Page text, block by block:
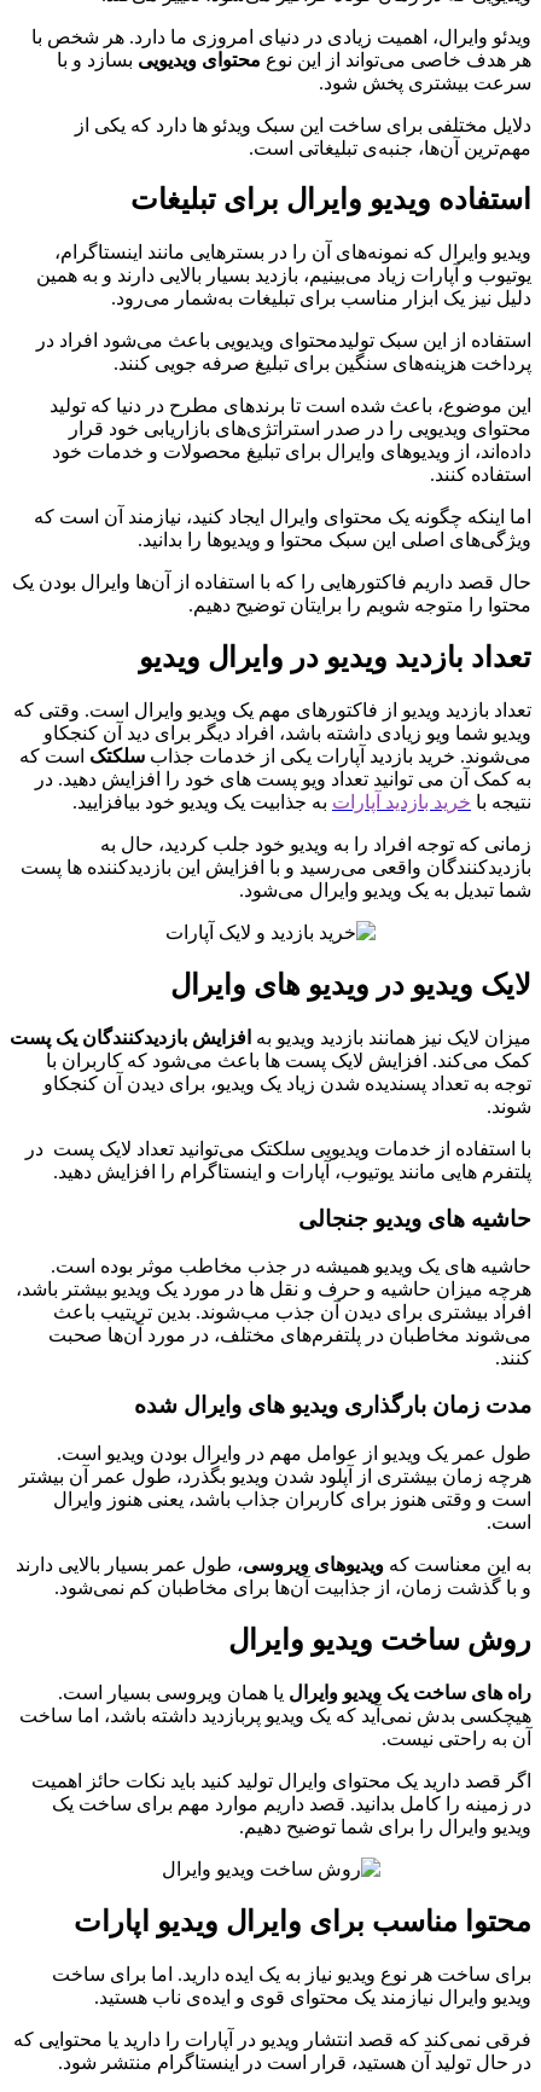
ویدئو وایرال، اهمیت زیادی در دنیای امروزی ما دارد. هر شخص با
هر هدف خاصی می‌تواند از این نوع محتوای ویدیویی بسازد و با
سرعت بیشتری پخش شود.
دلایل مختلفی برای ساخت این سبک ویدئو ها دارد که یکی از
مهم‌ترین آن‌ها، جنبه‌ی تبلیغاتی است.
استفاده ویدیو وایرال برای تبلیغات
ویدیو وایرال که نمونه‌های آن را در بسترهایی مانند اینستاگرام،
یوتیوب و آپارات زیاد می‌بینیم، بازدید بسیار بالایی دارند و به همین
دلیل نیز یک ابزار مناسب برای تبلیغات به‌شمار می‌رود.
استفاده از این سبک تولیدمحتوای ویدیویی باعث می‌شود افراد در
پرداخت هزینه‌های سنگین برای تبلیغ صرفه جویی کنند.
این موضوع، باعث شده است تا برندهای مطرح در دنیا که تولید
محتوای ویدیویی را در صدر استراتژی‌های بازاریابی خود قرار
داده‌اند، از ویدیوهای وایرال برای تبلیغ محصولات و خدمات خود
استفاده کنند.
اما اینکه چگونه یک محتوای وایرال ایجاد کنید، نیازمند آن است که
ویژگی‌های اصلی این سبک محتوا و ویدیوها را بدانید.
حال قصد داریم فاکتورهایی را که با استفاده از آن‌ها وایرال بودن یک
محتوا را متوجه شویم را برایتان توضیح دهیم.
تعداد بازدید ویدیو در وایرال ویدیو
تعداد بازدید ویدیو از فاکتورهای مهم یک ویدیو وایرال است. وقتی که
ویدیو شما ویو زیادی داشته باشد، افراد دیگر برای دید آن کنجکاو
می‌شوند. خرید بازدید آپارات یکی از خدمات جذاب سلکتک است که
به کمک آن می توانید تعداد ویو پست های خود را افزایش دهید. در
نتیجه با خرید بازدید آپارات به جذابیت یک ویدیو خود بیافزایید.
زمانی که توجه افراد را به ویدیو خود جلب کردید، حال به
بازدیدکنندگان واقعی می‌رسید و با افزایش این بازدیدکننده ها پست
شما تبدیل به یک ویدیو وایرال می‌شود.
لایک ویدیو در ویدیو های وایرال
میزان لایک نیز همانند بازدید ویدیو به افزایش بازدیدکنندگان یک پست
کمک می‌کند. افزایش لایک پست ها باعث می‌شود که کاربران با
توجه به تعداد پسندیده شدن زیاد یک ویدیو، برای دیدن آن کنجکاو
شوند.
با استفاده از خدمات ویدیویی سلکتک می‌توانید تعداد لایک پست در
پلتفرم هایی مانند یوتیوب، آپارات و اینستاگرام را افزایش دهید.
حاشیه های ویدیو جنجالی
حاشیه های یک ویدیو همیشه در جذب مخاطب موثر بوده است.
هرچه میزان حاشیه و حرف و نقل ها در مورد یک ویدیو بیشتر باشد،
افراد بیشتری برای دیدن آن جذب مب‌شوند. بدین تریتیب باعث
می‌شوند مخاطبان در پلتفرم‌های مختلف، در مورد آن‌ها صحبت
کنند.
مدت زمان بارگذاری ویدیو های وایرال شده
طول عمر یک ویدیو از عوامل مهم در وایرال بودن ویدیو است.
هرچه زمان بیشتری از آپلود شدن ویدیو بگذرد، طول عمر آن بیشتر
است و وقتی هنوز برای کاربران جذاب باشد، یعنی هنوز وایرال
است.
به این معناست که ویدیو‌های ویروسی، طول عمر بسیار بالایی دارند
و با گذشت زمان، از جذابیت آن‌ها برای مخاطبان کم نمی‌شود.
روش ساخت ویدیو وایرال
راه های ساخت یک ویدیو وایرال یا همان ویروسی بسیار است.
هیچکسی بدش نمی‌آید که یک ویدیو پربازدید داشته باشد، اما ساخت
آن به راحتی نیست.
اگر قصد دارید یک محتوای وایرال تولید کنید باید نکات حائز اهمیت
در زمینه را کامل بدانید. قصد داریم موارد مهم برای ساخت یک
ویدیو وایرال را برای شما توضیح دهیم.
محتوا مناسب برای وایرال ویدیو اپارات
برای ساخت هر نوع ویدیو نیاز به یک ایده دارید. اما برای ساخت
ویدیو وایرال نیازمند یک محتوای قوی و ایده‌ی ناب هستید.
فرقی نمی‌کند که قصد انتشار ویدیو در آپارات را دارید یا محتوایی که
در حال تولید آن هستید، قرار است در اینستاگرام منتشر شود.